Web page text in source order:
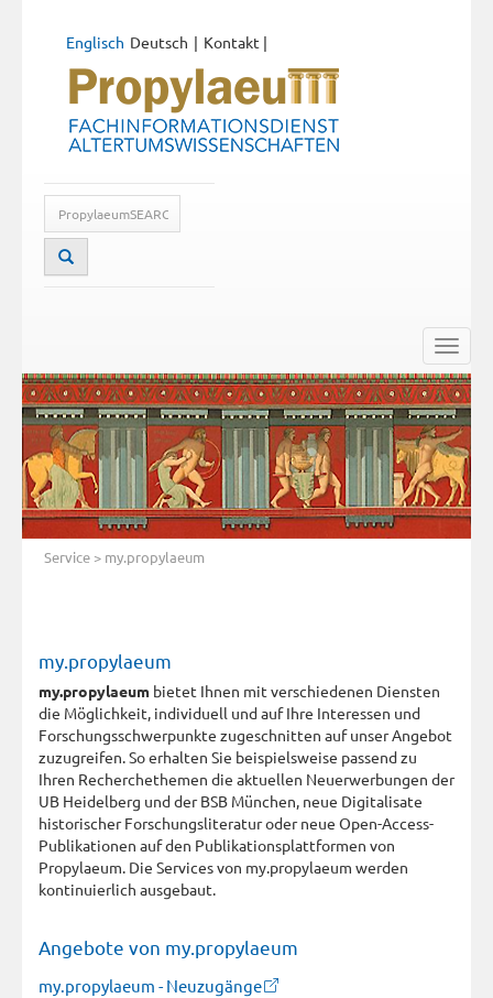
Deutsch
Englisch Kontakt |
Toggle
Service > my.propylaeum
my.propylaeum
my.propylaeum bietet Ihnen mit verschiedenen Diensten
die Möglichkeit, individuell und auf Ihre Interessen und
Forschungsschwerpunkte zugeschnitten auf unser Angebot
zuzugreifen. So erhalten Sie beispielsweise passend zu
Ihren Recherchethemen die aktuellen Neuerwerbungen der
UB Heidelberg und der BSB München, neue Digitalisate
historischer Forschungsliteratur oder neue Open-Access-
Publikationen auf den Publikationsplattformen von
Propylaeum. Die Services von my.propylaeum werden
kontinuierlich ausgebaut.
Angebote von my.propylaeum
my.propylaeum - Neuzugänge